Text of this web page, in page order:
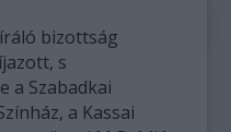
bizottság
s
a Szabadkai
a Kassai